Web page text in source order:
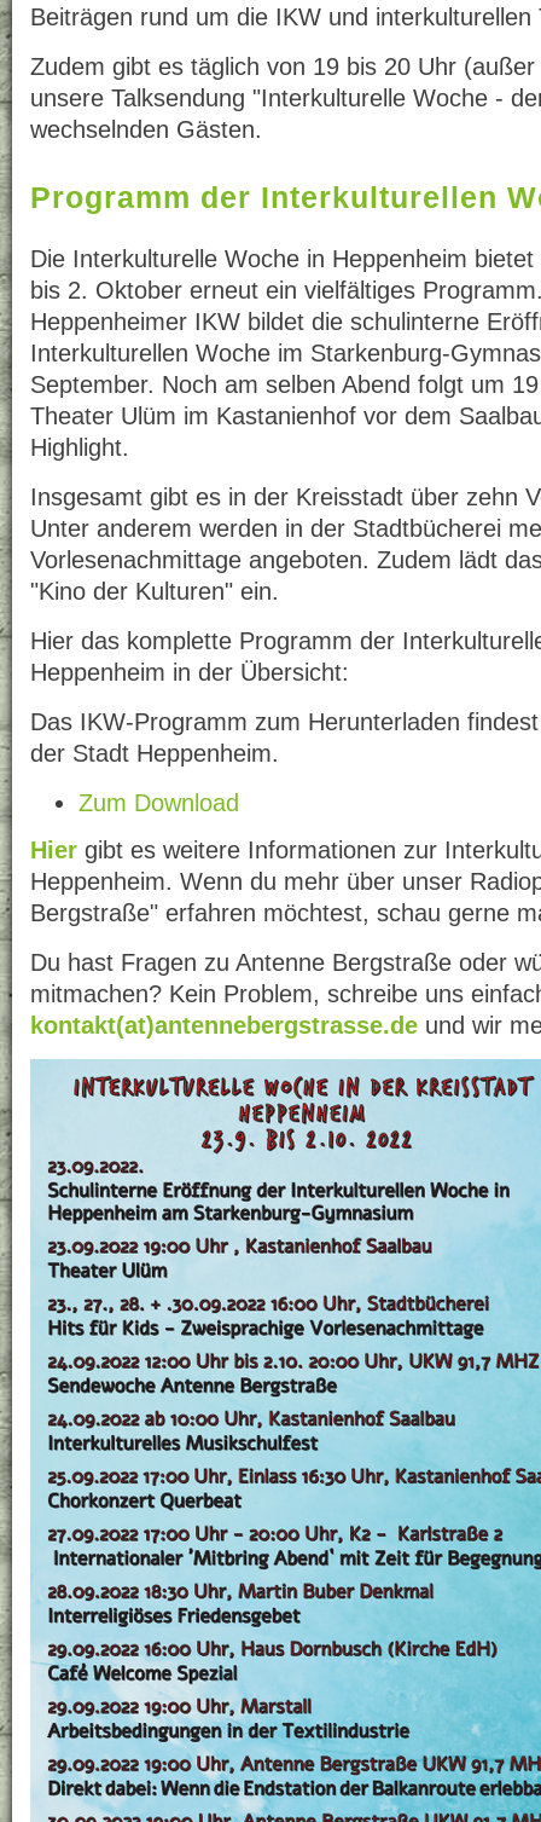
Beiträgen rund um die IKW und interkulturellen
Zudem gibt es täglich von 19 bis 20 Uhr
unsere Talksendung "Interkulturelle Woche -
wechselnden Gästen.
Programm der Interkulturellen
Die Interkulturelle Woche in Heppenheim
bis 2. Oktober erneut ein vielfältiges
Heppenheimer IKW bildet die schulinterne
Interkulturellen Woche im Starkenburg-
September. Noch am selben Abend folgt um
Theater Ulüm im Kastanienhof vor dem
Highlight.
Insgesamt gibt es in der Kreisstadt über zehn
Unter anderem werden in der Stadtbücherei
Vorlesenachmittage angeboten. Zudem lädt
"Kino der Kulturen" ein.
Hier das komplette Programm der
Heppenheim in der Übersicht:
Das IKW-Programm zum Herunterladen
der Stadt Heppenheim.
Zum Download
Hier gibt es weitere Informationen zur
Heppenheim. Wenn du mehr über unser
Bergstraße" erfahren möchtest, schau gerne
Du hast Fragen zu Antenne Bergstraße oder
mitmachen? Kein Problem, schreibe uns
kontakt(at)antennebergstrasse.de und wir